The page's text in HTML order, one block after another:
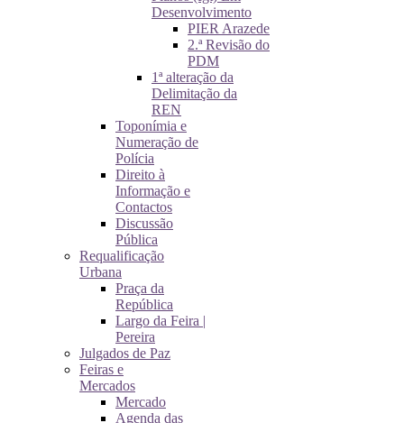
Desenvolvimento
PIER Arazede
2.ª Revisão do
PDM
1ª alteração da
Delimitação da
REN
Toponímia e
Numeração de
Polícia
Direito à
Informação e
Contactos
Discussão
Pública
Requalificação
Urbana
Praça da
República
Largo da Feira |
Pereira
Julgados de Paz
Feiras e
Mercados
Mercado
Agenda das